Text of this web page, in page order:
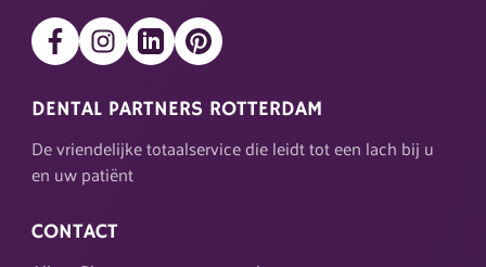
DENTAL PARTNERS ROTTERDAM
De vriendelijke totaalservice die leidt tot een lach bij u
en uw patiënt
CONTACT